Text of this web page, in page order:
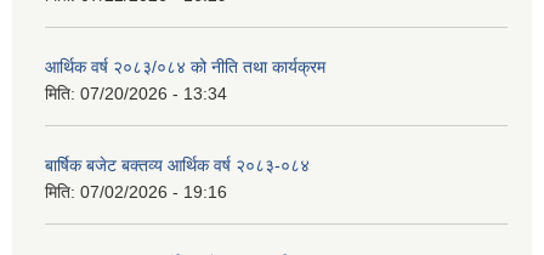
आर्थिक वर्ष २०८३/०८४ को नीति तथा कार्यक्रम
मिति: 07/20/2026 - 13:34
बार्षिक बजेट बक्तव्य आर्थिक वर्ष २०८३-०८४
मिति: 07/02/2026 - 19:16